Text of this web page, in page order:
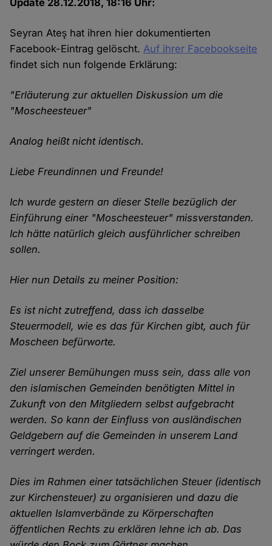
Update 28.12.2018, 18:16 Uhr:
Seyran Ateş hat ihren hier dokumentierten
Facebook-Eintrag gelöscht.Auf ihrer Facebookseite
findet sich nun folgende Erklärung:
"Erläuterung zur aktuellen Diskussion um die
"Moscheesteuer"
Analog heißt nicht identisch.
Liebe Freundinnen und Freunde!
Ich wurde gestern an dieser Stelle bezüglich der
Einführung einer "Moscheesteuer" missverstanden.
Ich hätte natürlich gleich ausführlicher schreiben
sollen.
Hier nun Details zu meiner Position:
Es ist nicht zutreffend, dass ich dasselbe
Steuermodell, wie es das für Kirchen gibt, auch für
Moscheen befürworte.
Ziel unserer Bemühungen muss sein, dass alle von
den islamischen Gemeinden benötigten Mittel in
Zukunft von den Mitgliedern selbst aufgebracht
werden. So kann der Einfluss von ausländischen
Geldgebern auf die Gemeinden in unserem Land
verringert werden.
Dies im Rahmen einer tatsächlichen Steuer (identisch
zur Kirchensteuer) zu organisieren und dazu die
aktuellen Islamverbände zu Körperschaften
öffentlichen Rechts zu erklären lehne ich ab. Das